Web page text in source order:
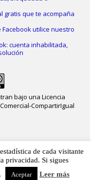
gratis que te acompaña
Facebook utilice nuestro
cuenta inhabilitada,
bajo una Licencia
CompartirIgual
| Mapa web|Aviso legal
de cada visitante
privacidad. Si sigues
Aceptar Leer más